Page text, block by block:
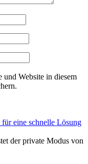
Website in diesem
eine schnelle Lösung
der private Modus von